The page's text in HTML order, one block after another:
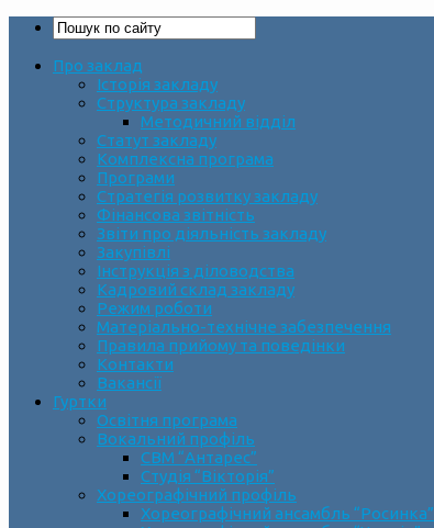
Про заклад
Історія закладу
Структура закладу
Методичний відділ
Статут закладу
Комплексна програма
Програми
Стратегія розвитку закладу
Фінансова звітність
Звіти про діяльність закладу
Закупівлі
Інструкція з діловодства
Кадровий склад закладу
Режим роботи
Матеріально-технічне забезпечення
Правила прийому та поведінки
Контакти
Вакансії
Гуртки
Освітня програма
Вокальний профіль
СВМ “Антарес”
Студія “Вікторія”
Хореографічний профіль
Хореографічний ансамбль “Росинка”